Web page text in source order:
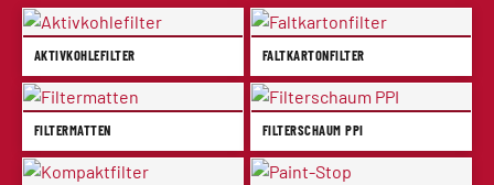
AKTIVKOHLEFILTER FALTKARTONFILTER
FILTERMATTEN FILTERSCHAUM PPI